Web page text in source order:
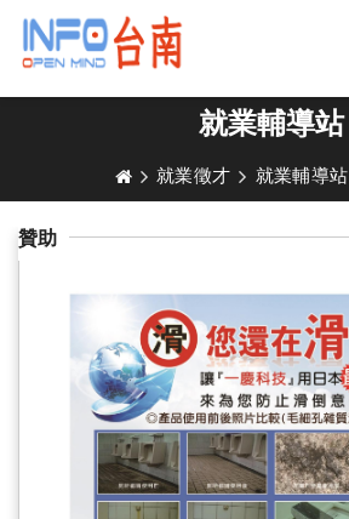
就業輔導站
就業徵才 就業輔導站
贊助